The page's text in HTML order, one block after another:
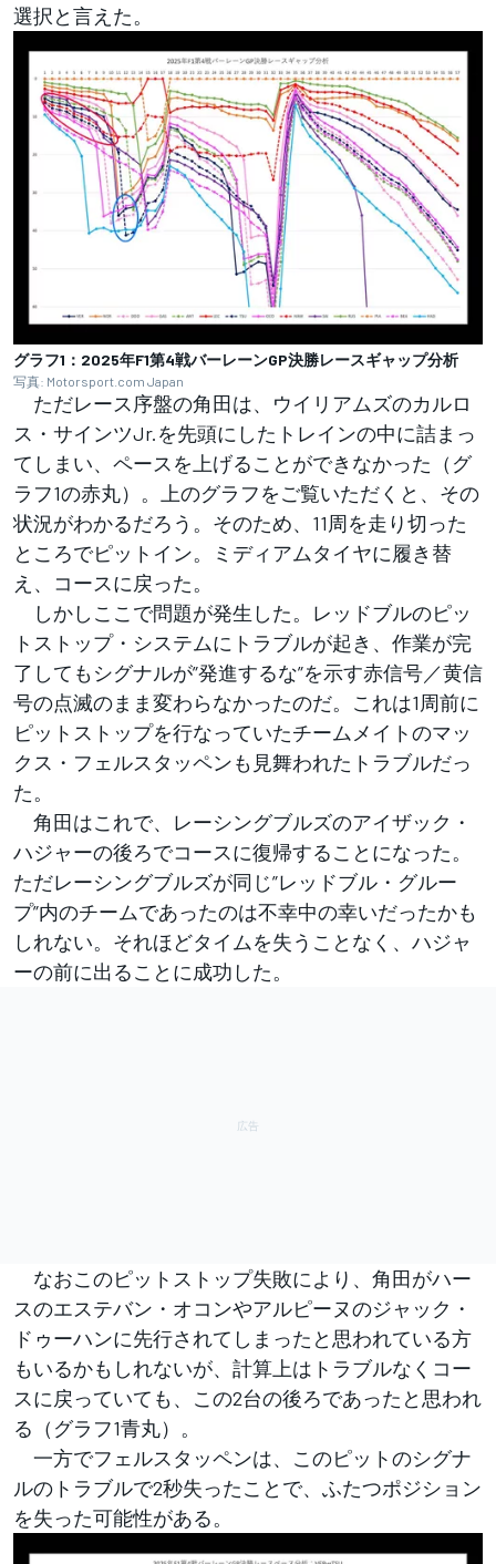
選択と言えた。
グラフ1：2025年F1第4戦バーレーンGP決勝レースギャップ分析
写真: Motorsport.com Japan
ただレース序盤の角田は、ウイリアムズのカルロ
ス・サインツJr.を先頭にしたトレインの中に詰まっ
てしまい、ペースを上げることができなかった（グ
ラフ1の赤丸）。上のグラフをご覧いただくと、その
状況がわかるだろう。そのため、11周を走り切った
ところでピットイン。ミディアムタイヤに履き替
え、コースに戻った。
しかしここで問題が発生した。レッドブルのピッ
トストップ・システムにトラブルが起き、作業が完
了してもシグナルが”発進するな”を示す赤信号／黄信
号の点滅のまま変わらなかったのだ。これは1周前に
ピットストップを行なっていたチームメイトのマッ
クス・フェルスタッペンも見舞われたトラブルだっ
た。
角田はこれで、レーシングブルズのアイザック・
ハジャーの後ろでコースに復帰することになった。
ただレーシングブルズが同じ”レッドブル・グルー
プ”内のチームであったのは不幸中の幸いだったかも
しれない。それほどタイムを失うことなく、ハジャ
ーの前に出ることに成功した。
なおこのピットストップ失敗により、角田がハー
スのエステバン・オコンやアルピーヌのジャック・
ドゥーハンに先行されてしまったと思われている方
もいるかもしれないが、計算上はトラブルなくコー
スに戻っていても、この2台の後ろであったと思われ
る（グラフ1青丸）。
一方でフェルスタッペンは、このピットのシグナ
ルのトラブルで2秒失ったことで、ふたつポジション
を失った可能性がある。